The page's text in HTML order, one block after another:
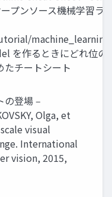
プンソース機械学習ラ
を作るときにどれ位の
たチートシート
の登場 ‒
Olga, et
visual
International
vision, 2015,